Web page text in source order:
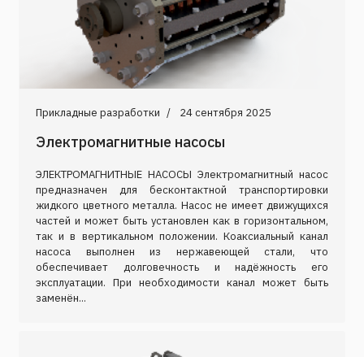
Прикладные разработки 24 сентября 2025
Электромагнитные насосы
ЭЛЕКТРОМАГНИТНЫЕ НАСОСЫ Электромагнитный насос
предназначен для бесконтактной транспортировки
жидкого цветного металла. Насос не имеет движущихся
частей и может быть установлен как в горизонтальном,
так и в вертикальном положении. Коаксиальный канал
насоса выполнен из нержавеющей стали, что
обеспечивает долговечность и надёжность его
эксплуатации. При необходимости канал может быть
заменён...